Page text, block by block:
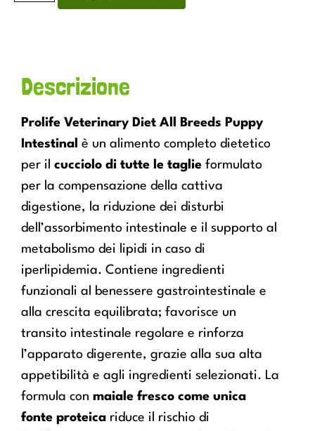
Descrizione
Prolife Veterinary Diet All Breeds Puppy
Intestinal è un alimento completo dietetico
per il cucciolo di tutte le taglie formulato
per la compensazione della cattiva
digestione, la riduzione dei disturbi
dell’assorbimento intestinale e il supporto al
metabolismo dei lipidi in caso di
iperlipidemia. Contiene ingredienti
funzionali al benessere gastrointestinale e
alla crescita equilibrata; favorisce un
transito intestinale regolare e rinforza
l’apparato digerente, grazie alla sua alta
appetibilità e agli ingredienti selezionati. La
formula con maiale fresco come unica
fonte proteica riduce il rischio di